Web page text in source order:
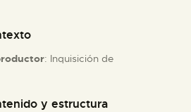
: Inquisición de
y estructura